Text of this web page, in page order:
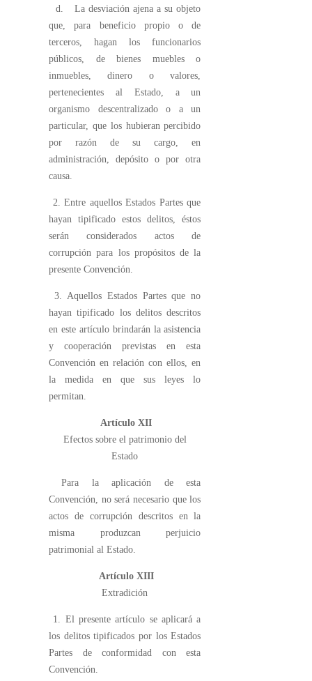
d. La desviación ajena a su objeto
que, para beneficio propio o de
terceros, hagan los funcionarios
públicos, de bienes muebles o
inmuebles, dinero o valores,
pertenecientes al Estado, a un
organismo descentralizado o a un
particular, que los hubieran percibido
por razón de su cargo, en
administración, depósito o por otra
causa.
2. Entre aquellos Estados Partes que
hayan tipificado estos delitos, éstos
serán considerados actos de
corrupción para los propósitos de la
presente Convención.
3. Aquellos Estados Partes que no
hayan tipificado los delitos descritos
en este artículo brindarán la asistencia
y cooperación previstas en esta
Convención en relación con ellos, en
la medida en que sus leyes lo
permitan.
Artículo XII
Efectos sobre el patrimonio del
Estado
Para la aplicación de esta
Convención, no será necesario que los
actos de corrupción descritos en la
misma produzcan perjuicio
patrimonial al Estado.
Artículo XIII
Extradición
1. El presente artículo se aplicará a
los delitos tipificados por los Estados
Partes de conformidad con esta
Convención.